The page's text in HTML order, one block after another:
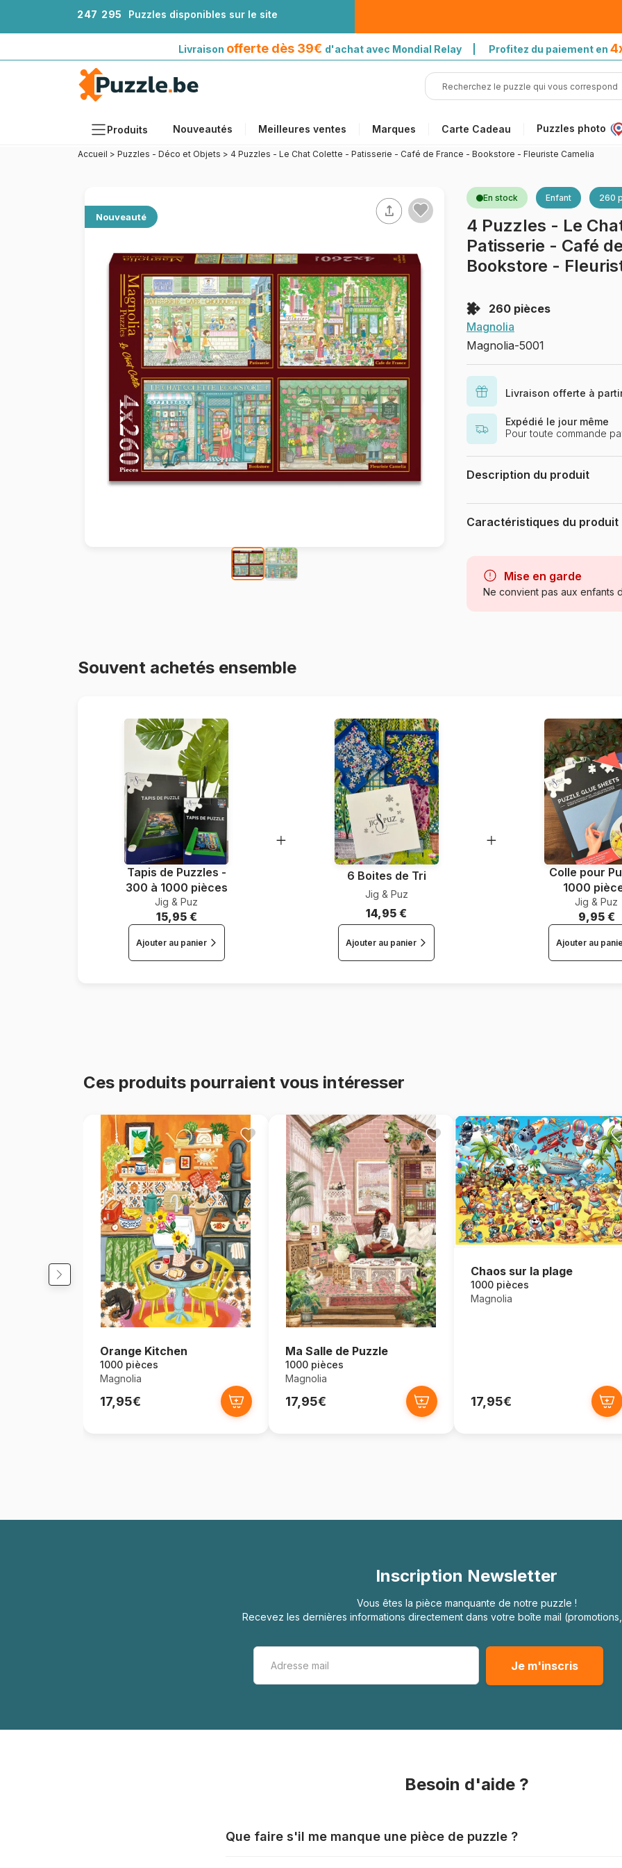
247 295 Puzzles disponibles sur le site
Livraison offerte dès 39€ d'achat avec Mondial Relay | Profitez du paiement en
Produits Nouveautés Meilleures ventes Marques Carte Cadeau Puzzles photo
Formats
Artistes
Accessoires
Puzzles en bois
Peinture au numéro
Accueil > Puzzles - Déco et Objets > 4 Puzzles - Le Chat Colette - Patisserie - Café de France - Bookstore - Fleuriste Camelia
Nouveauté
En stock Enfant 260
4 Puzzles - Le
Patisserie - Café
Bookstore -
260 pièces
Magnolia
Magnolia-5001
Livraison offerte à
Expédié le jour même
Pour toute commande
Description du produit
Le Chat Colette
Caractéristiques du produit
Catégorie
Age
Mise en garde
Ne convient pas aux enfants
Souvent achetés ensemble
Tapis de Puzzles -
300 à 1000 pièces
Jig & Puz
15,95 €
Ajouter au panier
6 Boites de Tri
Jig & Puz
14,95 €
Ajouter au panier
Colle pour
1000
Jig & Puz
9,95 €
Ajouter au
Ces produits pourraient vous intéresser
Orange Kitchen
1000 pièces
Magnolia
17,95€
Ma Salle de Puzzle
1000 pièces
Magnolia
17,95€
Chaos sur la plage
1000 pièces
Magnolia
17,95€
Inscription Newsletter
Vous êtes la pièce manquante de notre puzzle !
Recevez les dernières informations directement dans votre boîte mail
Besoin d'aide ?
Que faire s'il me manque une pièce de puzzle ?